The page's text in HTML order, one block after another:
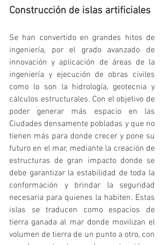
Construcción de islas artificiales
Se han convertido en grandes hitos de
ingeniería, por el grado avanzado de
innovación y aplicación de áreas de la
ingeniería y ejecución de obras civiles
como lo son la hidrología, geotecnia y
cálculos estructurales. Con el objetivo de
poder generar más espacio en las
Ciudades densamente pobladas y que no
tienen más para donde crecer y pone su
futuro en el mar, mediante la creación de
estructuras de gran impacto donde se
debe garantizar la estabilidad de toda la
conformación y brindar la seguridad
necesaria para quienes la habiten. Estas
islas se traducen como espacios de
tierra ganada al mar donde movilizan el
volumen de tierra de un punto a otro, con